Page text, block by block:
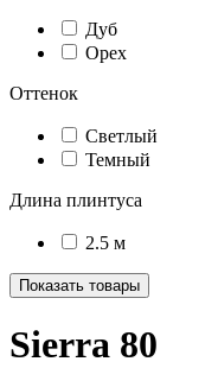
Дуб
Орех
Оттенок
Светлый
Темный
Длина плинтуса
2.5 м
Показать товары
Sierra 80